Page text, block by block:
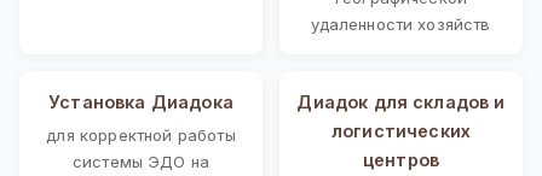
удаленности хозяйств
Установка Диадока
для корректной работы
системы ЭДО на
Диадок для складов и
логистических
центров